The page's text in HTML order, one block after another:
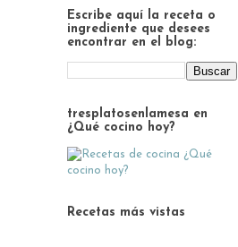
Escribe aquí la receta o
ingrediente que desees
encontrar en el blog:
tresplatosenlamesa en
¿Qué cocino hoy?
Recetas más vistas